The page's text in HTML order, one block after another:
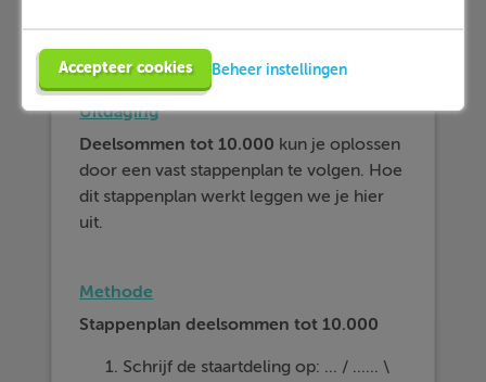
Afbeelding
Uitdaging
Deelsommen tot 10.000 kun je oplossen
door een vast stappenplan te volgen. Hoe
dit stappenplan werkt leggen we je hier
uit.
Methode
Stappenplan deelsommen tot 10.000
Schrijf de staartdeling op: ... / ...... \
Accepteer cookies Beheer instellingen